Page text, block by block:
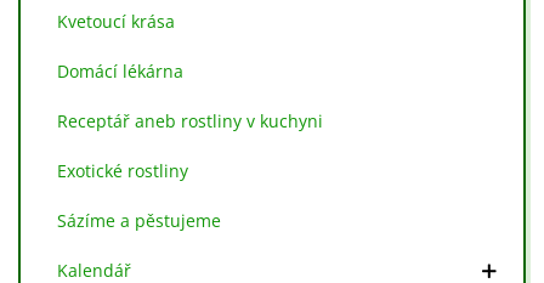
Kvetoucí krása
Domácí lékárna
Receptář aneb rostliny v kuchyni
Exotické rostliny
Sázíme a pěstujeme
Kalendář